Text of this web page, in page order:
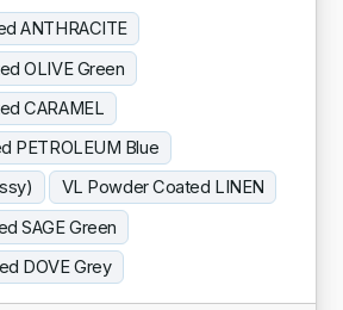
ANTHRACITE
OLIVE Green
CARAMEL
PETROLEUM Blue
VL Powder Coated LINEN
SAGE Green
DOVE Grey